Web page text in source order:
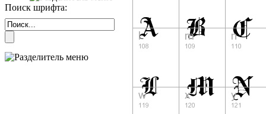
Поиск шрифта: